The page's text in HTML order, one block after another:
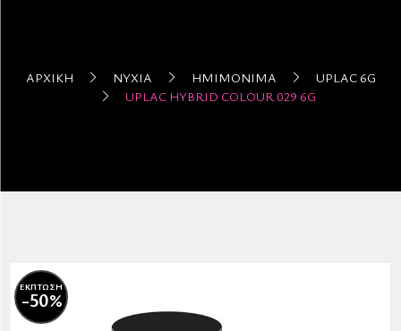
ΑΡΧΙΚΉ ΝΎΧΙΑ ΗΜΙΜΌΝΙΜΑ
UPLAC 6G
UPLAC HYBRID COLOUR 029 6G
ΕΚΠΤΩΣΗ
-50%